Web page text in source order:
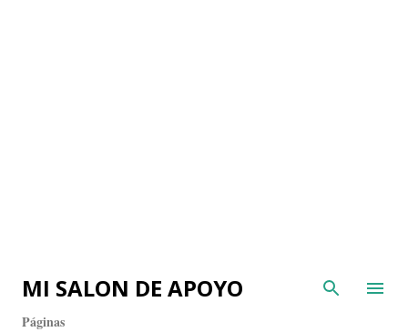
MI SALON DE APOYO
Páginas